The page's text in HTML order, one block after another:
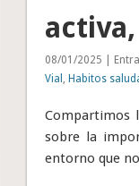
08/01/2025 |
Vial ,Habitos
Compartimos
sobre la
entorno que